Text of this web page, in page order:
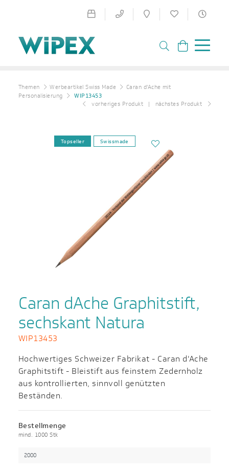
Themen Werbeartikel Swiss Made
Caran d'Ache mit
Personalisierung
WIP13453
vorheriges Produkt
nächstes Produkt
Topseller Swissmade
Caran dAche Graphitstift,
sechskant Natura
WIP13453
Hochwertiges Schweizer Fabrikat - Caran d'Ache
Graphitstift - Bleistift aus feinstem Zedernholz
aus kontrollierten, sinnvoll genützten
Beständen.
Bestellmenge
mind. 1000 Stk